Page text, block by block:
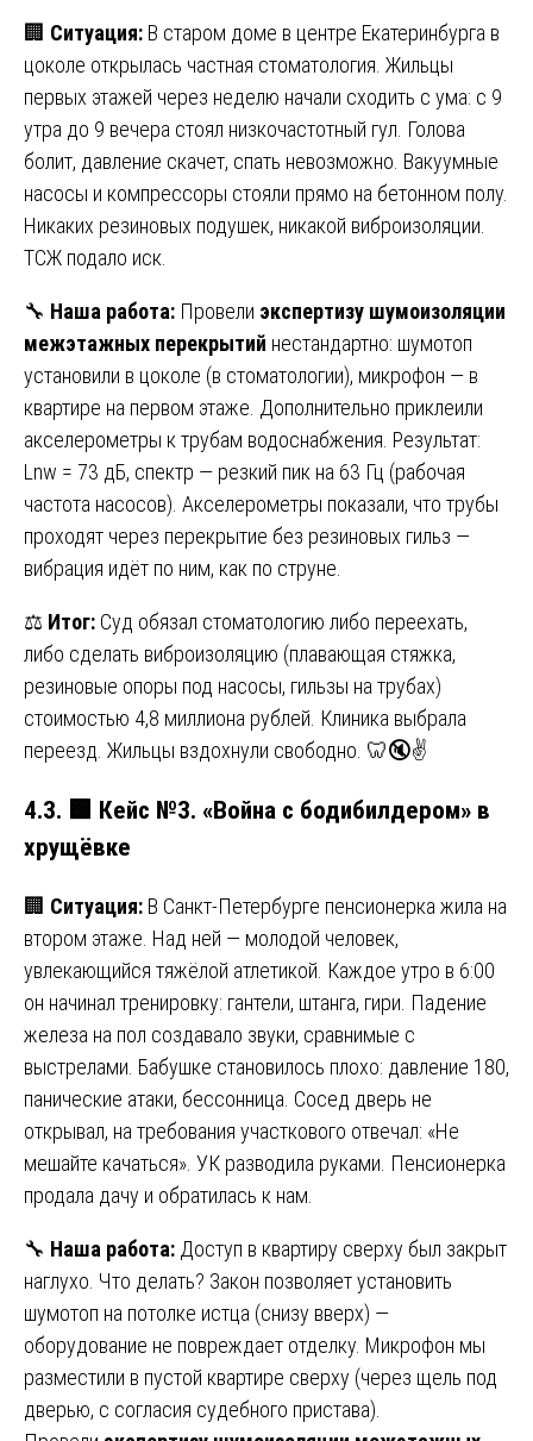
🏢 Ситуация: В старом доме в центре Екатеринбурга в
цоколе открылась частная стоматология. Жильцы
первых этажей через неделю начали сходить с ума: с 9
утра до 9 вечера стоял низкочастотный гул. Голова
болит, давление скачет, спать невозможно. Вакуумные
насосы и компрессоры стояли прямо на бетонном полу.
Никаких резиновых подушек, никакой виброизоляции.
ТСЖ подало иск.
🔧 Наша работа: Провели экспертизу шумоизоляции
межэтажных перекрытий нестандартно: шумотоп
установили в цоколе (в стоматологии), микрофон — в
квартире на первом этаже. Дополнительно приклеили
акселерометры к трубам водоснабжения. Результат:
Lnw = 73 дБ, спектр — резкий пик на 63 Гц (рабочая
частота насосов). Акселерометры показали, что трубы
проходят через перекрытие без резиновых гильз —
вибрация идёт по ним, как по струне.
⚖️ Итог: Суд обязал стоматологию либо переехать,
либо сделать виброизоляцию (плавающая стяжка,
резиновые опоры под насосы, гильзы на трубах)
стоимостью 4,8 миллиона рублей. Клиника выбрала
переезд. Жильцы вздохнули свободно. 🦷🔇✌️
4.3. 🟩 Кейс №3. «Война с бодибилдером» в
хрущёвке
🏢 Ситуация: В Санкт-Петербурге пенсионерка жила на
втором этаже. Над ней — молодой человек,
увлекающийся тяжёлой атлетикой. Каждое утро в 6:00
он начинал тренировку: гантели, штанга, гири. Падение
железа на пол создавало звуки, сравнимые с
выстрелами. Бабушке становилось плохо: давление 180,
панические атаки, бессонница. Сосед дверь не
открывал, на требования участкового отвечал: «Не
мешайте качаться». УК разводила руками. Пенсионерка
продала дачу и обратилась к нам.
🔧 Наша работа: Доступ в квартиру сверху был закрыт
наглухо. Что делать? Закон позволяет установить
шумотоп на потолке истца (снизу вверх) —
оборудование не повреждает отделку. Микрофон мы
разместили в пустой квартире сверху (через щель под
дверью, с согласия судебного пристава).